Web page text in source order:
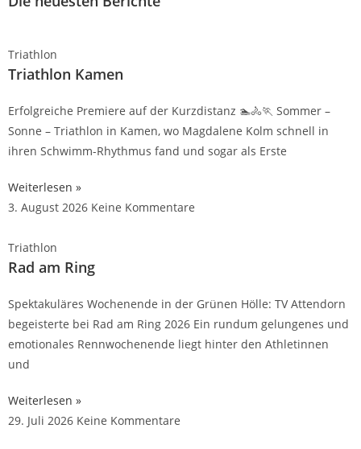
Triathlon
Triathlon Kamen
Erfolgreiche Premiere auf der Kurzdistanz 🏊🚴🏃 Sommer –
Sonne – Triathlon in Kamen, wo Magdalene Kolm schnell in
ihren Schwimm-Rhythmus fand und sogar als Erste
Weiterlesen »
3. August 2026 Keine Kommentare
Triathlon
Rad am Ring
Spektakuläres Wochenende in der Grünen Hölle: TV Attendorn
begeisterte bei Rad am Ring 2026 Ein rundum gelungenes und
emotionales Rennwochenende liegt hinter den Athletinnen
und
Weiterlesen »
29. Juli 2026 Keine Kommentare